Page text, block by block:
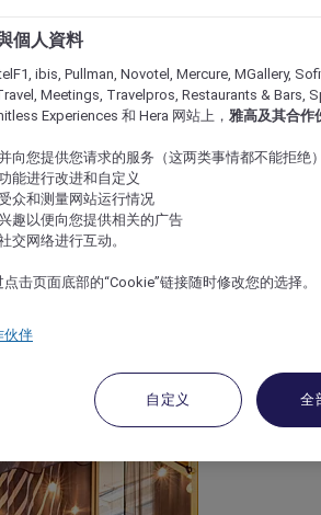
個人資料
ibis, Pullman, Novotel, Mercure, MGallery,
Meetings, Travelpros, Restaurants & Bars,
Experiences 和 Hera 网站上， 雅高及其合作
向您提供您请求的服务（这两类事情都不能拒绝）
能进行改进和自定义
众和测量网站运行情况
趣以便向您提供相关的广告
交网络进行互动。
击页面底部的“Cookie”链接随时修改您的选择。
伙伴
自定义 全